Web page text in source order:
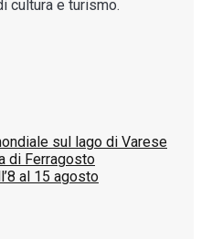
cultura e turismo.
sul lago di Varese
di Ferragosto
al 15 agosto